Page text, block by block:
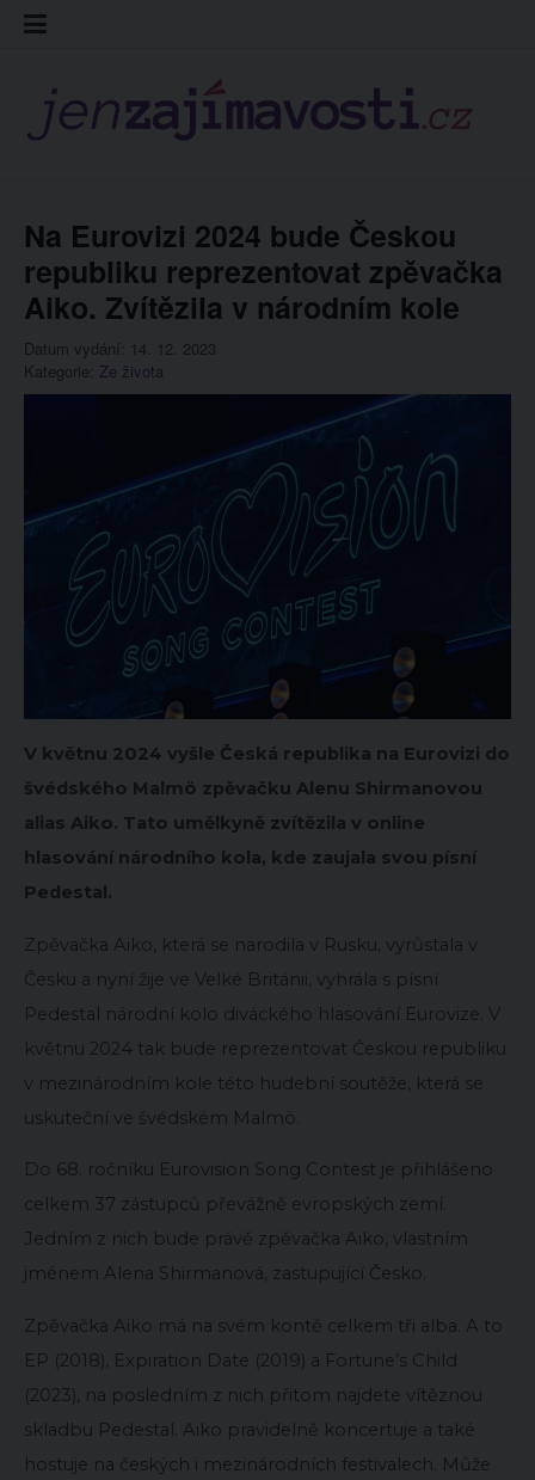
Skip
Na Eurovizi 2024 bude Českou
republiku reprezentovat zpěvačka
Aiko. Zvítězila v národním kole
Datum vydání: 14. 12. 2023
Kategorie: Ze života
V květnu 2024 vyšle Česká republika na Eurovizi do
švédského Malmö zpěvačku Alenu Shirmanovou
alias Aiko. Tato umělkyně zvítězila v online
hlasování národního kola, kde zaujala svou písní
Pedestal.
Zpěvačka Aiko, která se narodila v Rusku, vyrůstala v
Česku a nyní žije ve Velké Británii, vyhrála s písní
Pedestal národní kolo diváckého hlasování Eurovize. V
květnu 2024 tak bude reprezentovat Českou republiku
v mezinárodním kole této hudební soutěže, která se
uskuteční ve švédském Malmö.
Do 68. ročníku Eurovision Song Contest je přihlášeno
celkem 37 zástupců převážně evropských zemí.
Jedním z nich bude právě zpěvačka Aiko, vlastním
jménem Alena Shirmanová, zastupující Česko.
Zpěvačka Aiko má na svém kontě celkem tři alba. A to
EP (2018), Expiration Date (2019) a Fortune’s Child
(2023), na posledním z nich přitom najdete vítěznou
skladbu Pedestal. Aiko pravidelně koncertuje a také
hostuje na českých i mezinárodních festivalech. Může